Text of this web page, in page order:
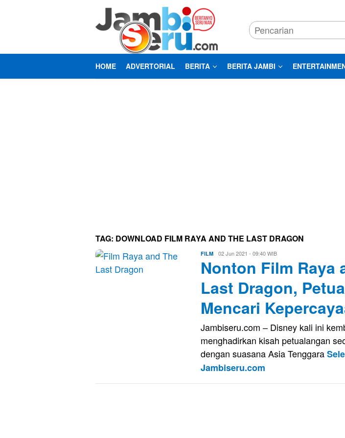
HOME ADVERTORIAL BERITA BERITA JAMBI
TAG: DOWNLOAD FILM RAYA AND THE LAST DRAGON
FILM Eri02 Jun 2021 - 09:40 WIB
Nonton Film Raya
Last Dragon,
Mencari
Jambiseru.com – Disney kali ini
menghadirkan kisah petualangan
dengan suasana Asia Tenggara
Jambiseru.com